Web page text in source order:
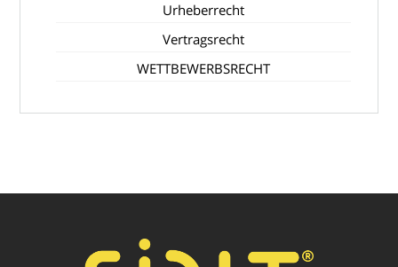
Urheberrecht
Vertragsrecht
WETTBEWERBSRECHT